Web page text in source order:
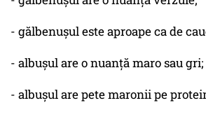
- gălbenușul este aproape ca de
- albușul are o nuanță maro sau gri;
- albușul are pete maronii pe